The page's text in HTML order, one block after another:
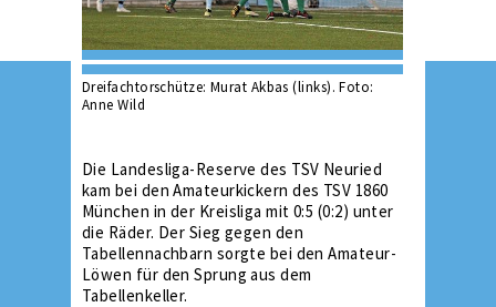
Dreifachtorschütze: Murat Akbas (links). Foto:
Anne Wild
Die Landesliga-Reserve des TSV Neuried
kam bei den Amateurkickern des TSV 1860
München in der Kreisliga mit 0:5 (0:2) unter
die Räder. Der Sieg gegen den
Tabellennachbarn sorgte bei den Amateur-
Löwen für den Sprung aus dem
Tabellenkeller.